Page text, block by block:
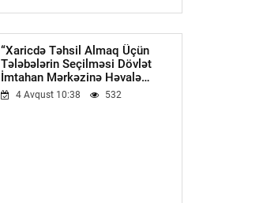
“Xaricdə Təhsil Almaq Üçün
Tələbələrin Seçilməsi Dövlət
İmtahan Mərkəzinə Həvalə
Olunmalıdır”-Qüdrət Həsənquliyev
4 Avqust 10:38 532